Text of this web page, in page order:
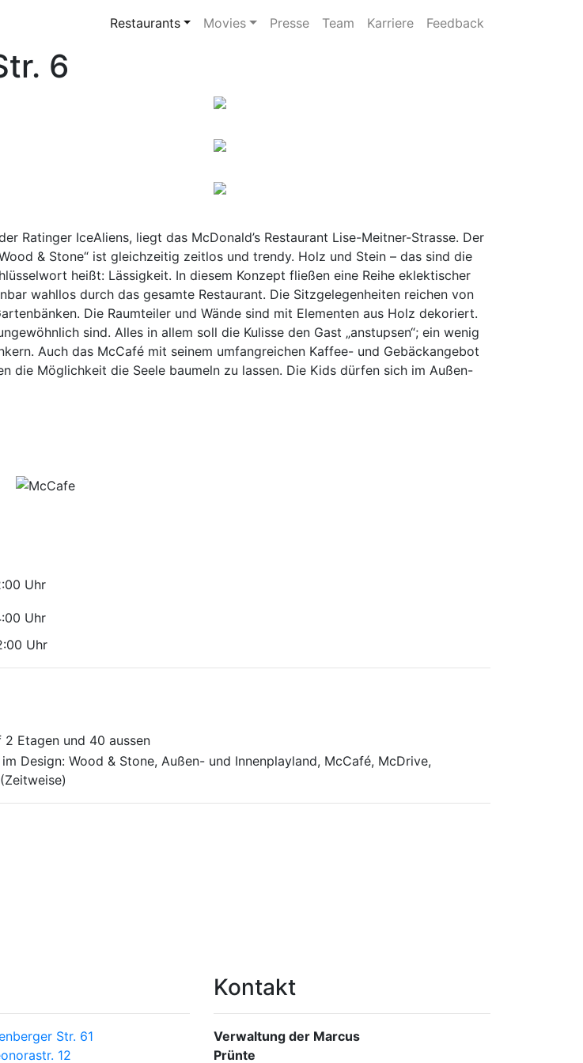
Restaurants Movies Presse Team Karriere Feedback
6
Ratinger IceAliens, liegt das McDonald’s Restaurant Lise-Meitner-Strasse. Der
& Stone“ ist gleichzeitig zeitlos und trendy. Holz und Stein – das sind die
heißt: Lässigkeit. In diesem Konzept fließen eine Reihe eklektischer
wahllos durch das gesamte Restaurant. Die Sitzgelegenheiten reichen von
Die Raumteiler und Wände sind mit Elementen aus Holz dekoriert.
sind. Alles in allem soll die Kulisse den Gast „anstupsen“; ein wenig
Auch das McCafé mit seinem umfangreichen Kaffee- und Gebäckangebot
die Möglichkeit die Seele baumeln zu lassen. Die Kids dürfen sich im Außen-
Uhr
Uhr
Uhr
2 Etagen und 40 aussen
Design: Wood & Stone, Außen- und Innenplayland, McCafé, McDrive,
Str. 61
12
Kontakt
Verwaltung der Marcus
Prünte